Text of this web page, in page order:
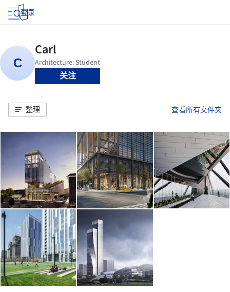
登录
关注
整理 查看所有文件夹